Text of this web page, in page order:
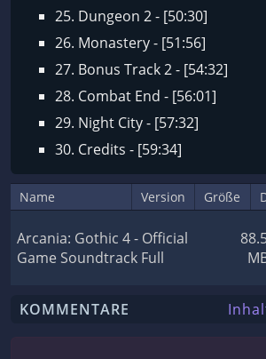
25. Dungeon 2 - [50:30]
26. Monastery - [51:56]
27. Bonus Track 2 - [54:32]
28. Combat End - [56:01]
29. Night City - [57:32]
30. Credits - [59:34]
Name Version Größe
Arcania: Gothic 4 - Official
Game Soundtrack Full
KOMMENTARE